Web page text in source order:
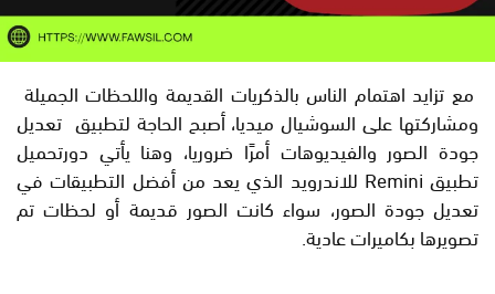
مع تزايد اهتمام الناس بالذكريات القديمة واللحظات الجميلة
ومشاركتها على السوشيال ميديا، أصبح الحاجة لتطبيق تعديل
جودة الصور والفيديوهات أمرًا ضروريا، وهنا يأتي دورتحميل
تطبيق Remini للاندرويد الذي يعد من أفضل التطبيقات في
تعديل جودة الصور، سواء كانت الصور قديمة أو لحظات تم
تصويرها بكاميرات عادية.